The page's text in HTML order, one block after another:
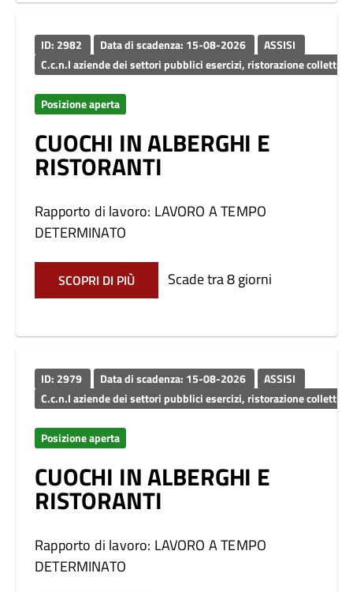
ID: 2982 Data di scadenza: 15-08-2026
ASSISI
C.c.n.l aziende dei settori pubblici esercizi, ristorazione collettiva e
Posizione aperta
CUOCHI IN ALBERGHI E
RISTORANTI
Rapporto di lavoro: LAVORO A TEMPO
DETERMINATO
SCOPRI DI PIÙ Scade tra 8 giorni
ID: 2979 Data di scadenza: 15-08-2026
ASSISI
C.c.n.l aziende dei settori pubblici esercizi, ristorazione collettiva e
Posizione aperta
CUOCHI IN ALBERGHI E
RISTORANTI
Rapporto di lavoro: LAVORO A TEMPO
DETERMINATO